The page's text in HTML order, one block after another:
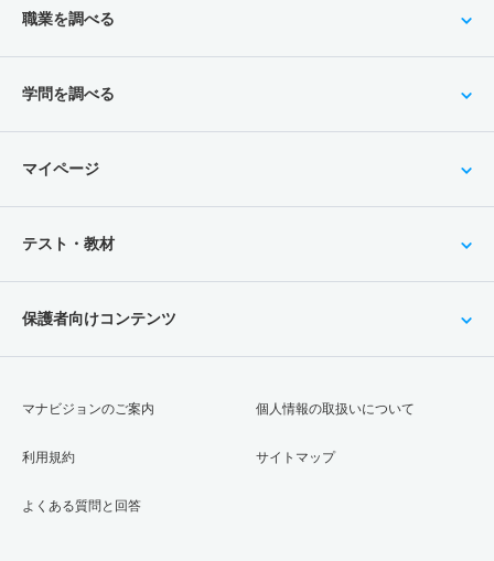
職業を調べる
学問を調べる
マイページ
テスト・教材
保護者向けコンテンツ
マナビジョンのご案内
利用規約
よくある質問と回答
個人情報の取扱いについて
サイトマップ